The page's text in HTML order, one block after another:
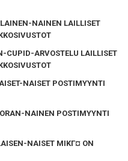
NAINEN LAILLISET
CUPID-ARVOSTELU LAILLISET
NAISET POSTIMYYNTI
NAINEN POSTIMYYNTI
NAISET MIKГ¤ ON